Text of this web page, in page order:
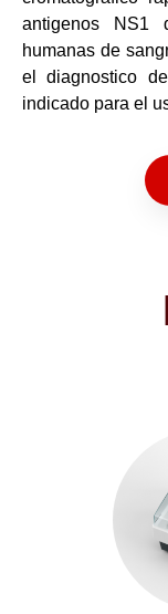
antigenos NS1
humanas de
el diagnostico
indicado para el